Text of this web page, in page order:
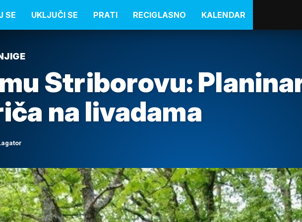
SE UKLJUČI SE PRATI RECIGLASNO KALENDAR
Striborovu:
na livadama